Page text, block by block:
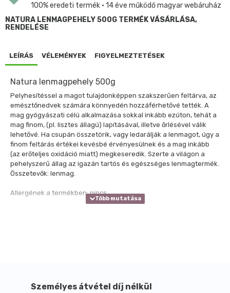
100% eredeti termék • 14 éve működő magyar webáruház
NATURA LENMAGPEHELY 500G TERMÉK VÁSÁRLÁSA,
RENDELÉSE
LEÍRÁS VÉLEMÉNYEK FIGYELMEZTETÉSEK
Natura lenmagpehely 500g
Pelyhesítéssel a magot tulajdonképpen szakszerűen feltárva, az
emésztőnedvek számára könnyedén hozzáférhetővé tették. A
mag gyógyászati célú alkalmazása sokkal inkább ezúton, tehát a
mag finom, (pl. lisztes állagú) lapításával, illetve őrlésével válik
lehetővé. Ha csupán összetörik, vagy ledarálják a lenmagot, úgy a
finom feltárás értékei kevésbé érvényesülnek és a mag inkább
(az erőteljes oxidáció miatt) megkeseredik. Szerte a világon a
pehelyszerű állag az igazán tartós és egészséges lenmagtermék.
Összetevők: lenmag.
Allergének a termékben: nincs.
Személyes átvétel díj nélkül